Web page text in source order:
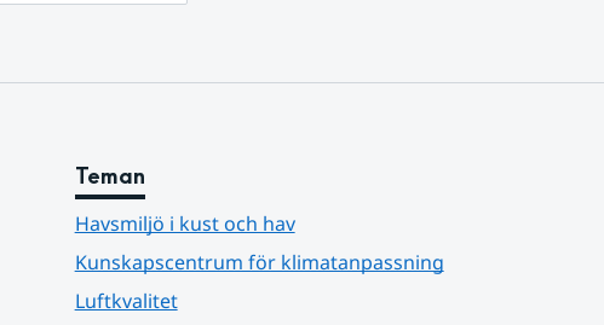
Teman
Havsmiljö i kust och hav
Kunskapscentrum för klimatanpassning
Luftkvalitet